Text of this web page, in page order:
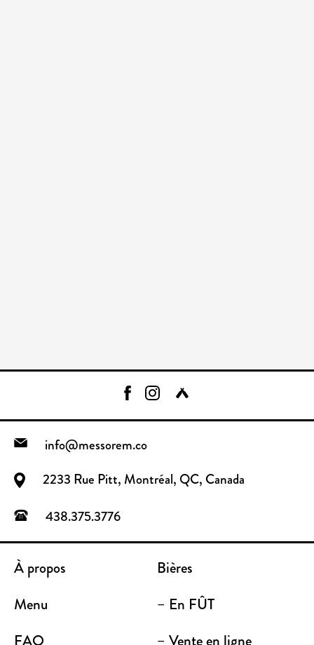
info@messorem.co
2233 Rue Pitt, Montréal, QC, Canada
438.375.3776
À propos
Bières
Menu
– En FÛT
FAQ
– Vente en ligne